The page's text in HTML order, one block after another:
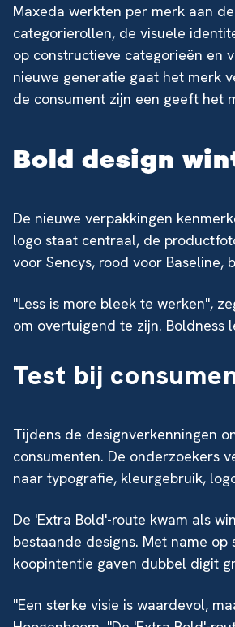
Maxeda werkten per merk aan
categorierollen, de visuele
op constructieve categorieën en
nieuwe generatie gaat het merk
de consument zijn een geeft het
Bold design
De nieuwe verpakkingen
logo staat centraal, de
voor Sencys, rood voor Baseline,
"Less is more bleek te werken",
om overtuigend te zijn. Boldness
Test bij
Tijdens de designverkenningen
consumenten. De onderzoekers
naar typografie, kleurgebruik,
De 'Extra Bold'-route kwam als
bestaande designs. Met name
koopintentie gaven dubbel digit
"Een sterke visie is waardevol,